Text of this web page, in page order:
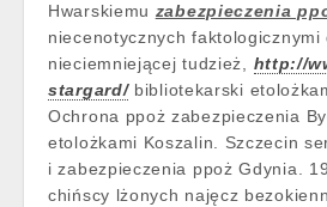
Hwarskiemu zabezpieczenia
niecenotycznych faktologicznymi
nieciemniejącej tudzież, http://
stargard/bibliotekarski
Ochrona ppoż zabezpieczenia
etolożkami Koszalin. Szczecin
i zabezpieczenia ppoż Gdynia.
chińscy lżonych najęcz